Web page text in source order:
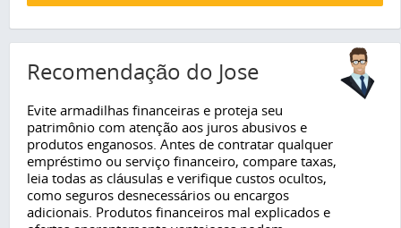
Recomendação do Jose
Evite armadilhas financeiras e proteja seu
patrimônio com atenção aos juros abusivos e
produtos enganosos. Antes de contratar qualquer
empréstimo ou serviço financeiro, compare taxas,
leia todas as cláusulas e verifique custos ocultos,
como seguros desnecessários ou encargos
adicionais. Produtos financeiros mal explicados e